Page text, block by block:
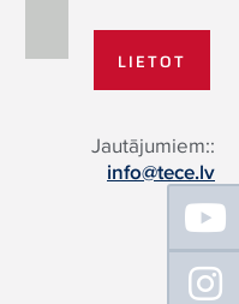
Jautājumiem::
info@tece.lv
Floating